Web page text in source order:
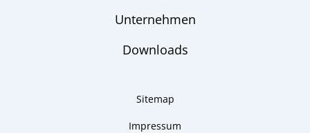
Unternehmen
Downloads
Sitemap
Impressum